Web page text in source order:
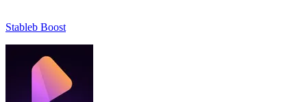
Stableb Boost